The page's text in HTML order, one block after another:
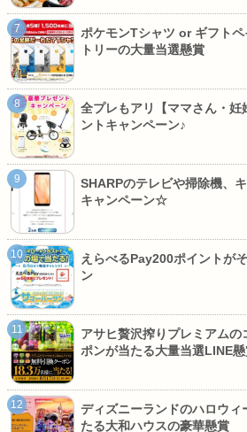
ポケモンTシャツ or ギフト
トリーの大量当選懸賞
全プレもアリ【ママさん・
ントキャンペーン♪
SHARPのテレビや掃除機、
キャンペーン☆
えらべるPay200ポイントが
ン
アサヒ贅沢搾りプレミアム
ポンが当たる大量当選LINE
ディズニーランドのハロウィ
たる大和ハウスの豪華懸賞